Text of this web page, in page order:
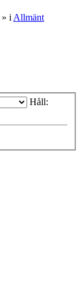
» i Allmänt
Håll: